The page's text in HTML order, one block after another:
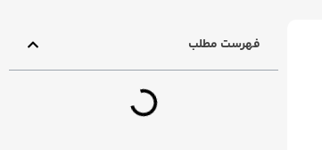
فهرست مطلب